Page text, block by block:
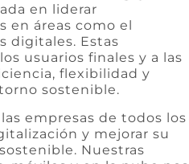
en liderar
en áreas como el
digitales. Estas
usuarios finales y a las
flexibilidad y
sostenible.
empresas de todos los
y mejorar su
Nuestras